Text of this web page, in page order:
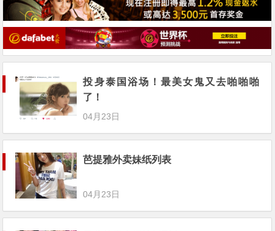
投身泰国浴场！最美女鬼又去啪啪啪
了！
04月23日
芭提雅外卖妹纸列表
04月23日